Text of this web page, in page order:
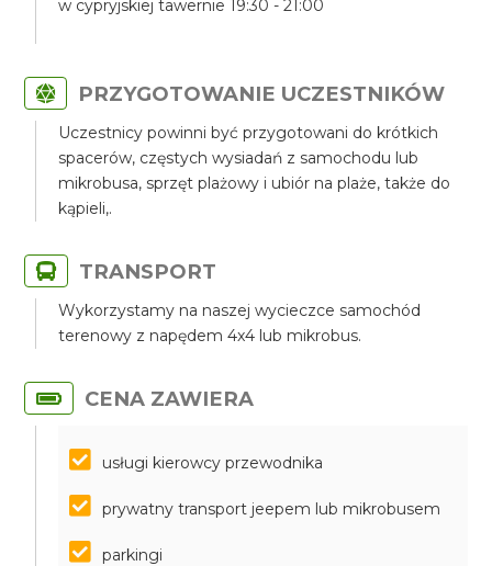
w cypryjskiej tawernie 19:30 - 21:00
PRZYGOTOWANIE UCZESTNIKÓW
Uczestnicy powinni być przygotowani do krótkich
spacerów, częstych wysiadań z samochodu lub
mikrobusa, sprzęt plażowy i ubiór na plaże, także do
kąpieli,.
TRANSPORT
Wykorzystamy na naszej wycieczce samochód
terenowy z napędem 4x4 lub mikrobus.
CENA ZAWIERA
usługi kierowcy przewodnika
prywatny transport jeepem lub mikrobusem
parkingi